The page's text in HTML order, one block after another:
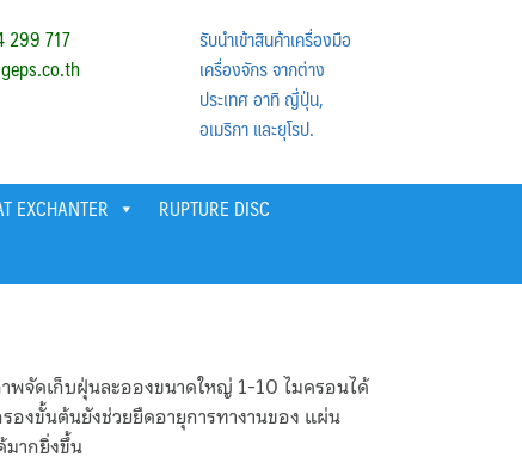
299 717
รับนำเข้าสินค้าเครื่องมือ
เครื่องจักร จากต่าง
ประเทศ อาทิ ญึ่ปุ่น,
อเมริกา และยุโรป.
EXCHANTER
RUPTURE DISC
จัดเก็บฝุ่นละอองขนาดใหญ่ 1-10 ไมครอนได้
องขั้นต้นยังช่วยยืดอายุการทางานของ แผ่น
ากยิ่งขึ้น